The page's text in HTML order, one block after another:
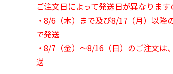
ご注文日によって発送日が異なります
・8/6（木）まで及び8/17（月）以降
で発送
・8/7（金）～8/16（日）のご注文は
送